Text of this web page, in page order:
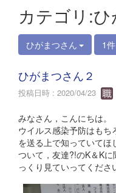
カテゴリ:
ひがまつさん 1件
ひがまつさん２
投稿日時 : 2020/04/23
みなさん，こんにちは。
ウイルス感染予防はも
を送る上で知っていて
ついて，友達?!のK＆K
っくり見ていってくださ